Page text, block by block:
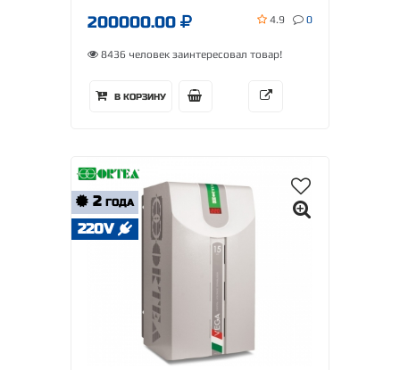
200000.00 4.9 0
8436 человек заинтересовал товар!
В КОРЗИНУ
2 ГОДА
220V